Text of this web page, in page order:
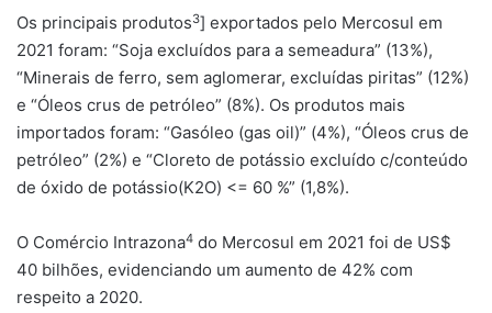
Os principais produtos3] exportados pelo Mercosul em
2021 foram: “Soja excluídos para a semeadura” (13%),
“Minerais de ferro, sem aglomerar, excluídas piritas” (12%)
e “Óleos crus de petróleo” (8%). Os produtos mais
importados foram: “Gasóleo (gas oil)” (4%), “Óleos crus de
petróleo” (2%) e “Cloreto de potássio excluído c/conteúdo
de óxido de potássio(K2O) <= 60 %” (1,8%).
O Comércio Intrazona4 do Mercosul em 2021 foi de US$
40 bilhões, evidenciando um aumento de 42% com
respeito a 2020.